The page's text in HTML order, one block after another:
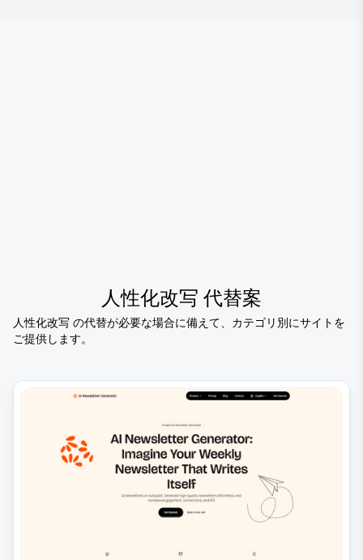
人性化改写 代替案
人性化改写 の代替が必要な場合に備えて、カテゴリ別にサイトを
ご提供します。